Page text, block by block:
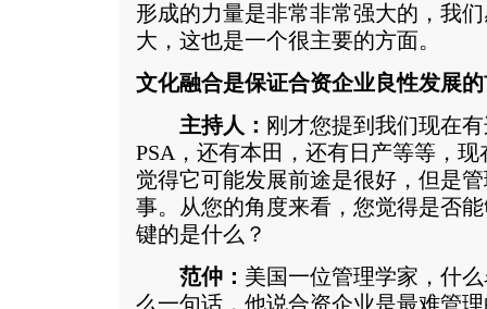
形成的力量是非常非常强大的，我
大，这也是一个很主要的方面。
文化融合是保证合资企业良性发展
主持人： 刚才您提到我们现在
PSA，还有本田，还有日产等等，
觉得它可能发展前途是很好，但是
事。从您的角度来看，您觉得是否
键的是什么？
范仲： 美国一位管理学家，什
么一句话，他说合资企业是最难管